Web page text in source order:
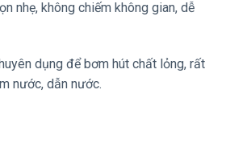
nhẹ, không chiếm không gian, dễ
dụng để bơm hút chất lỏng, rất
nước, dẫn nước.